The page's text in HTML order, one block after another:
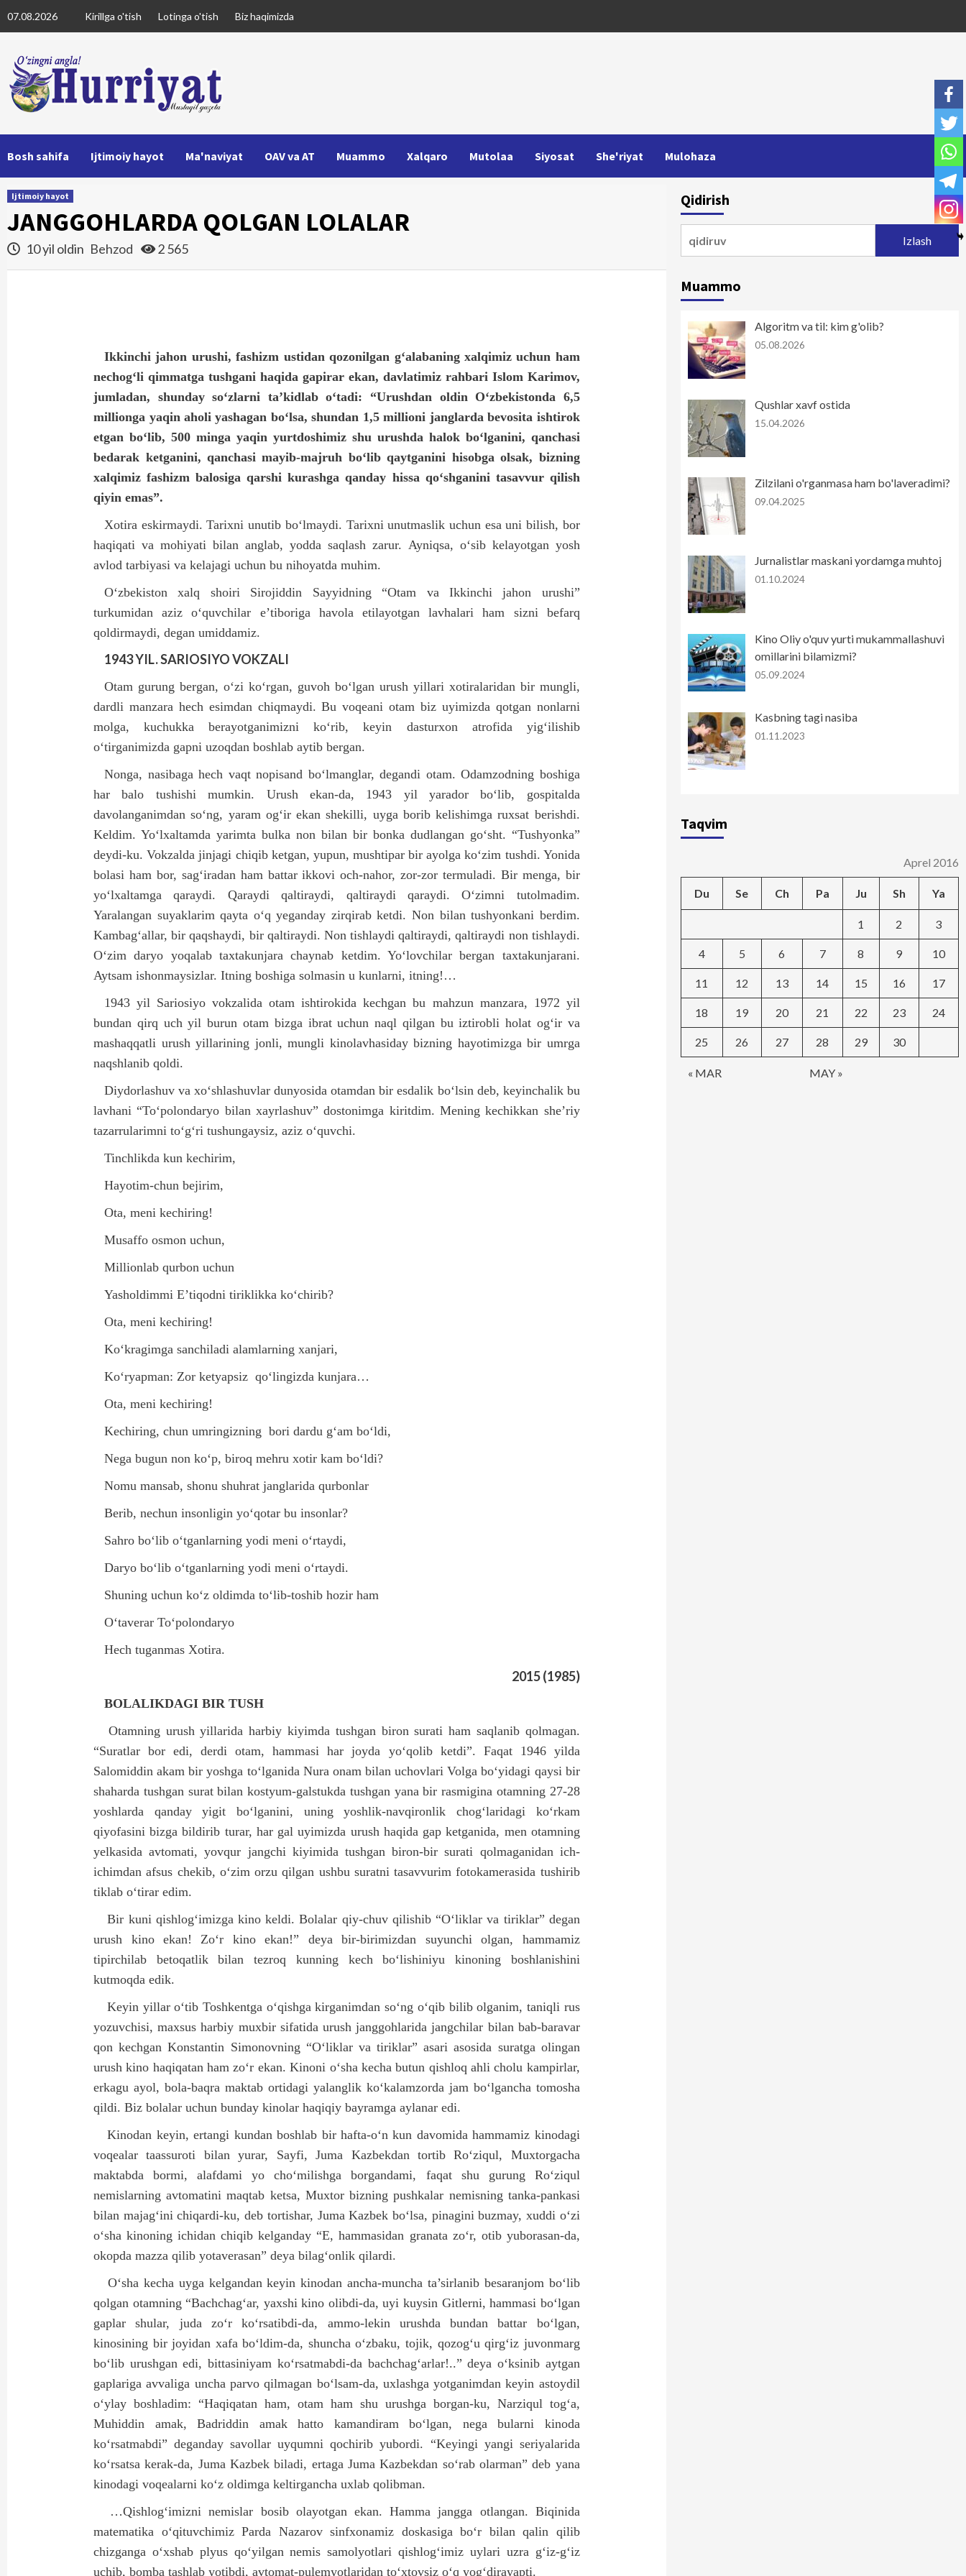
to
07.08.2026 Kirillga o'tish Lotinga o'tish Biz haqimizda
Bosh sahifa Ijtimoiy hayot Ma'naviyat OAV va AT Muammo Xalqaro Mutolaa Siyosat She'riyat Mulohaza
Ijtimoiy hayot
JANGGOHLARDA QOLGAN LOLALAR
10 yil oldin Behzod 2 565
Ikkinchi jahon urushi, fashizm ustidan qozonilgan g‘alabaning xalqimiz uchun ham
nechog‘li qimmatga tushgani haqida gapirar ekan, davlatimiz rahbari Islom Karimov,
jumladan, shunday so‘zlarni ta’kidlab o‘tadi: “Urushdan oldin O‘zbekistonda 6,5
millionga yaqin aholi yashagan bo‘lsa, shundan 1,5 millioni janglarda bevosita ishtirok
etgan bo‘lib, 500 minga yaqin yurtdoshimiz shu urushda halok bo‘lganini, qanchasi
bedarak ketganini, qanchasi mayib-majruh bo‘lib qaytganini hisobga olsak, bizning
xalqimiz fashizm balosiga qarshi kurashga qanday hissa qo‘shganini tasavvur qilish
qiyin emas”.
Xotira eskirmaydi. Tarixni unutib bo‘lmaydi. Tarixni unutmaslik uchun esa uni bilish, bor
haqiqati va mohiyati bilan anglab, yodda saqlash zarur. Ayniqsa, o‘sib kelayotgan yosh
avlod tarbiyasi va kelajagi uchun bu nihoyatda muhim.
O‘zbekiston xalq shoiri Sirojiddin Sayyidning “Otam va Ikkinchi jahon urushi”
turkumidan aziz o‘quvchilar e’tiboriga havola etilayotgan lavhalari ham sizni befarq
qoldirmaydi, degan umiddamiz.
1943 YIL. SARIOSIYO VOKZALI
Otam gurung bergan, o‘zi ko‘rgan, guvoh bo‘lgan urush yillari xotiralaridan bir mungli,
dardli manzara hech esimdan chiqmaydi. Bu voqeani otam biz uyimizda qotgan nonlarni
molga, kuchukka berayotganimizni ko‘rib, keyin dasturxon atrofida yig‘ilishib
o‘tirganimizda gapni uzoqdan boshlab aytib bergan.
Nonga, nasibaga hech vaqt nopisand bo‘lmanglar, degandi otam. Odamzodning boshiga
har balo tushishi mumkin. Urush ekan-da, 1943 yil yarador bo‘lib, gospitalda
davolanganimdan so‘ng, yaram og‘ir ekan shekilli, uyga borib kelishimga ruxsat berishdi.
Keldim. Yo‘lxaltamda yarimta bulka non bilan bir bonka dudlangan go‘sht. “Tushyonka”
deydi-ku. Vokzalda jinjagi chiqib ketgan, yupun, mushtipar bir ayolga ko‘zim tushdi. Yonida
bolasi ham bor, sag‘iradan ham battar ikkovi och-nahor, zor-zor termuladi. Bir menga, bir
yo‘lxaltamga qaraydi. Qaraydi qaltiraydi, qaltiraydi qaraydi. O‘zimni tutolmadim.
Yaralangan suyaklarim qayta o‘q yeganday zirqirab ketdi. Non bilan tushyonkani berdim.
Kambag‘allar, bir qaqshaydi, bir qaltiraydi. Non tishlaydi qaltiraydi, qaltiraydi non tishlaydi.
O‘zim daryo yoqalab taxtakunjara chaynab ketdim. Yo‘lovchilar bergan taxtakunjarani.
Aytsam ishonmaysizlar. Itning boshiga solmasin u kunlarni, itning!…
1943 yil Sariosiyo vokzalida otam ishtirokida kechgan bu mahzun manzara, 1972 yil
bundan qirq uch yil burun otam bizga ibrat uchun naql qilgan bu iztirobli holat og‘ir va
mashaqqatli urush yillarining jonli, mungli kinolavhasiday bizning hayotimizga bir umrga
naqshlanib qoldi.
Diydorlashuv va xo‘shlashuvlar dunyosida otamdan bir esdalik bo‘lsin deb, keyinchalik bu
lavhani “To‘polondaryo bilan xayrlashuv” dostonimga kiritdim. Mening kechikkan she’riy
tazarrularimni to‘g‘ri tushungaysiz, aziz o‘quvchi.
Tinchlikda kun kechirim,
Hayotim-chun bejirim,
Ota, meni kechiring!
Musaffo osmon uchun,
Millionlab qurbon uchun
Yasholdimmi E’tiqodni tiriklikka ko‘chirib?
Ota, meni kechiring!
Ko‘kragimga sanchiladi alamlarning xanjari,
Ko‘ryapman: Zor ketyapsiz qo‘lingizda kunjara…
Ota, meni kechiring!
Kechiring, chun umringizning bori dardu g‘am bo‘ldi,
Nega bugun non ko‘p, biroq mehru xotir kam bo‘ldi?
Nomu mansab, shonu shuhrat janglarida qurbonlar
Berib, nechun insonligin yo‘qotar bu insonlar?
Sahro bo‘lib o‘tganlarning yodi meni o‘rtaydi,
Daryo bo‘lib o‘tganlarning yodi meni o‘rtaydi.
Shuning uchun ko‘z oldimda to‘lib-toshib hozir ham
O‘taverar To‘polondaryo
Hech tuganmas Xotira.
2015 (1985)
BOLALIKDAGI BIR TUSH
Otamning urush yillarida harbiy kiyimda tushgan biron surati ham saqlanib qolmagan.
“Suratlar bor edi, derdi otam, hammasi har joyda yo‘qolib ketdi”. Faqat 1946 yilda
Salomiddin akam bir yoshga to‘lganida Nura onam bilan uchovlari Volga bo‘yidagi qaysi bir
shaharda tushgan surat bilan kostyum-galstukda tushgan yana bir rasmigina otamning 27-28
yoshlarda qanday yigit bo‘lganini, uning yoshlik-navqironlik chog‘laridagi ko‘rkam
qiyofasini bizga bildirib turar, har gal uyimizda urush haqida gap ketganida, men otamning
yelkasida avtomati, yovqur jangchi kiyimida tushgan biron-bir surati qolmaganidan ich-
ichimdan afsus chekib, o‘zim orzu qilgan ushbu suratni tasavvurim fotokamerasida tushirib
tiklab o‘tirar edim.
Bir kuni qishlog‘imizga kino keldi. Bolalar qiy-chuv qilishib “O‘liklar va tiriklar” degan
urush kino ekan! Zo‘r kino ekan!” deya bir-birimizdan suyunchi olgan, hammamiz
tipirchilab betoqatlik bilan tezroq kunning kech bo‘lishiniyu kinoning boshlanishini
kutmoqda edik.
Keyin yillar o‘tib Toshkentga o‘qishga kirganimdan so‘ng o‘qib bilib olganim, taniqli rus
yozuvchisi, maxsus harbiy muxbir sifatida urush janggohlarida jangchilar bilan bab-baravar
qon kechgan Konstantin Simonovning “O‘liklar va tiriklar” asari asosida suratga olingan
urush kino haqiqatan ham zo‘r ekan. Kinoni o‘sha kecha butun qishloq ahli cholu kampirlar,
erkagu ayol, bola-baqra maktab ortidagi yalanglik ko‘kalamzorda jam bo‘lgancha tomosha
qildi. Biz bolalar uchun bunday kinolar haqiqiy bayramga aylanar edi.
Kinodan keyin, ertangi kundan boshlab bir hafta-o‘n kun davomida hammamiz kinodagi
voqealar taassuroti bilan yurar, Sayfi, Juma Kazbekdan tortib Ro‘ziqul, Muxtorgacha
maktabda bormi, alafdami yo cho‘milishga borgandami, faqat shu gurung Ro‘ziqul
nemislarning avtomatini maqtab ketsa, Muxtor bizning pushkalar nemisning tanka-pankasi
bilan majag‘ini chiqardi-ku, deb tortishar, Juma Kazbek bo‘lsa, pinagini buzmay, xuddi o‘zi
o‘sha kinoning ichidan chiqib kelganday “E, hammasidan granata zo‘r, otib yuborasan-da,
okopda mazza qilib yotaverasan” deya bilag‘onlik qilardi.
O‘sha kecha uyga kelgandan keyin kinodan ancha-muncha ta’sirlanib besaranjom bo‘lib
qolgan otamning “Bachchag‘ar, yaxshi kino olibdi-da, uyi kuysin Gitlerni, hammasi bo‘lgan
gaplar shular, juda zo‘r ko‘rsatibdi-da, ammo-lekin urushda bundan battar bo‘lgan,
kinosining bir joyidan xafa bo‘ldim-da, shuncha o‘zbaku, tojik, qozog‘u qirg‘iz juvonmarg
bo‘lib urushgan edi, bittasiniyam ko‘rsatmabdi-da bachchag‘arlar!..” deya o‘ksinib aytgan
gaplariga avvaliga uncha parvo qilmagan bo‘lsam-da, uxlashga yotganimdan keyin astoydil
o‘ylay boshladim: “Haqiqatan ham, otam ham shu urushga borgan-ku, Narziqul tog‘a,
Muhiddin amak, Badriddin amak hatto kamandiram bo‘lgan, nega bularni kinoda
ko‘rsatmabdi” deganday savollar uyqumni qochirib yubordi. “Keyingi yangi seriyalarida
ko‘rsatsa kerak-da, Juma Kazbek biladi, ertaga Juma Kazbekdan so‘rab olarman” deb yana
kinodagi voqealarni ko‘z oldimga keltirgancha uxlab qolibman.
…Qishlog‘imizni nemislar bosib olayotgan ekan. Hamma jangga otlangan. Biqinida
matematika o‘qituvchimiz Parda Nazarov sinfxonamiz doskasiga bo‘r bilan qalin qilib
chizganga o‘xshab plyus qo‘yilgan nemis samolyotlari qishlog‘imiz uylari uzra g‘iz-g‘iz
uchib, bomba tashlab yotibdi, avtomat-pulemyotlaridan to‘xtovsiz o‘q yog‘dirayapti.
Qidirish
Muammo
Algoritm va til: kim g'olib?
05.08.2026
Qushlar xavf ostida
15.04.2026
Zilzilani o'rganmasa ham bo'laveradimi?
09.04.2025
Jurnalistlar maskani yordamga muhtoj
01.10.2024
Kino Oliy o'quv yurti mukammallashuvi
omillarini bilamizmi?
05.09.2024
Kasbning tagi nasiba
01.11.2023
Taqvim
Aprel 2016
Du Se Ch Pa Ju Sh Ya
« MAR MAY »
1 2 3
4 5 6 7 8 9 10
11 12 13 14 15 16 17
18 19 20 21 22 23 24
25 26 27 28 29 30